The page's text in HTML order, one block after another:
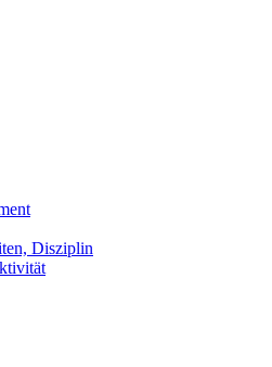
Disziplin